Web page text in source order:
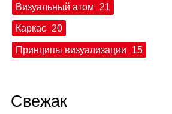
Визуальный атом 21
Каркас 20
Принципы визуализации 15
Свежак